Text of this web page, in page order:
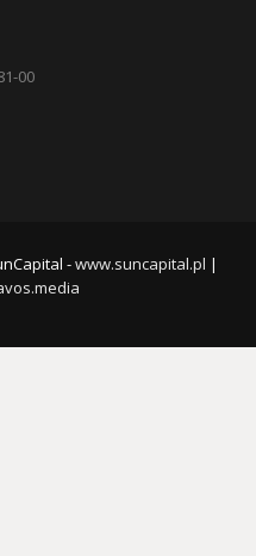
00
-www.suncapital.pl |